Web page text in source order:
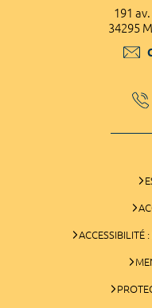
191
34295
ACCESSIBILITÉ